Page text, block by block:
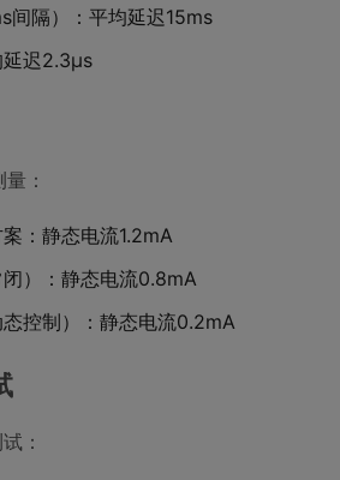
间隔）：平均延迟15ms
延迟2.3μs
：
：静态电流1.2mA
）：静态电流0.8mA
控制）：静态电流0.2mA
：